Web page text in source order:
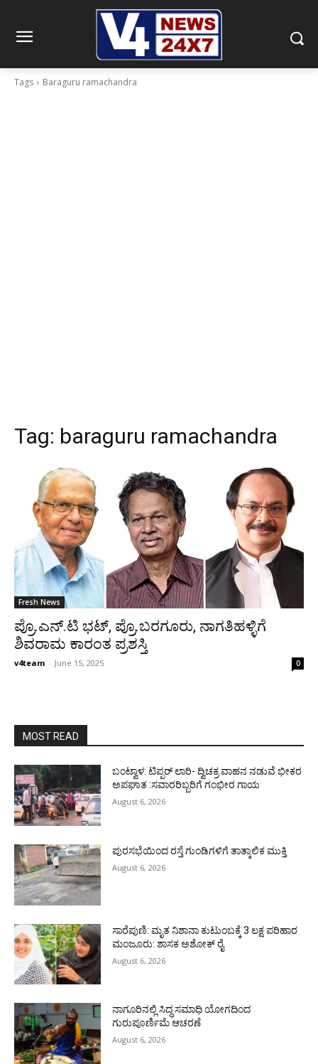
Tags Baraguru ramachandra
Tag: baraguru ramachandra
Fresh News
ಪ್ರೊ.ಎನ್.ಟಿ ಭಟ್, ಪ್ರೊ.ಬರಗೂರು, ನಾಗತಿಹಳ್ಳಿಗೆ
ಶಿವರಾಮ ಕಾರಂತ ಪ್ರಶಸ್ತಿ
v4team - June 15, 2025 0
MOST READ
ಬಂಟ್ವಾಳ: ಟಿಪ್ಪರ್ ಲಾರಿ- ದ್ವಿಚಕ್ರ ವಾಹನ ನಡುವೆ ಭೀಕರ
ಅಪಘಾತ :ಸವಾರರಿಬ್ಬರಿಗೆ ಗಂಭೀರ ಗಾಯ
August 6, 2026
ಪುರಸಭೆಯಿಂದ ರಸ್ತೆ ಗುಂಡಿಗಳಿಗೆ ತಾತ್ಕಾಲಿಕ ಮುಕ್ತಿ
August 6, 2026
ಸಾರೆಪುಣಿ: ಮೃತ ನಿಶಾನಾ ಕುಟುಂಬಕ್ಕೆ 3 ಲಕ್ಷ ಪರಿಹಾರ
ಮಂಜೂರು: ಶಾಸಕ ಅಶೋಕ್ ರೈ
August 6, 2026
ನಾಗೂರಿನಲ್ಲಿ ಸಿದ್ಧ ಸಮಾಧಿ ಯೋಗದಿಂದ
ಗುರುಪೂರ್ಣಿಮೆ ಆಚರಣೆ
August 6, 2026